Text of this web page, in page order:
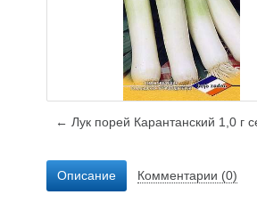
← Лук порей Карантанский 1,0 г
Описание Комментарии (0)